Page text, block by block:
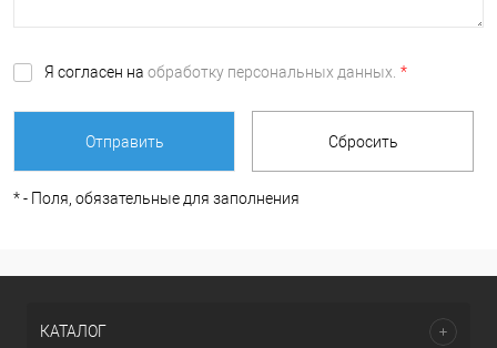
Я согласен на обработку персональных данных. *
*- Поля, обязательные для заполнения
КАТАЛОГ